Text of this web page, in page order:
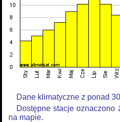
Dane klimatyczne z ponad
Dostępne stacje oznaczono
na mapie.